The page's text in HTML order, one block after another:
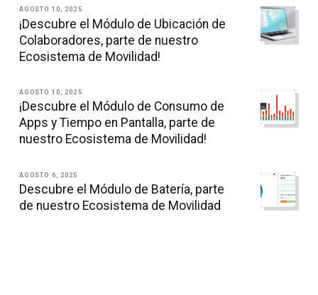
AGOSTO 10, 2025
¡Descubre el Módulo de Ubicación de
Colaboradores, parte de nuestro
Ecosistema de Movilidad!
AGOSTO 10, 2025
¡Descubre el Módulo de Consumo de
Apps y Tiempo en Pantalla, parte de
nuestro Ecosistema de Movilidad!
AGOSTO 6, 2025
Descubre el Módulo de Batería, parte
de nuestro Ecosistema de Movilidad